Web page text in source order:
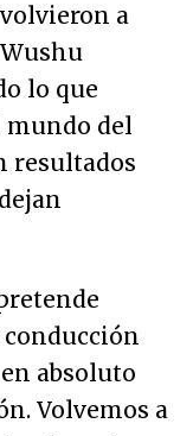
a
lo que
mundo del
resultados
absoluto
Volvemos a